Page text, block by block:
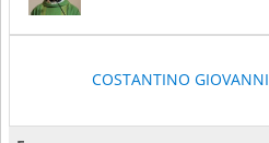
COSTANTINO GIOVANNI